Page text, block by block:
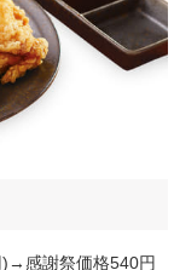
感謝祭価格540円